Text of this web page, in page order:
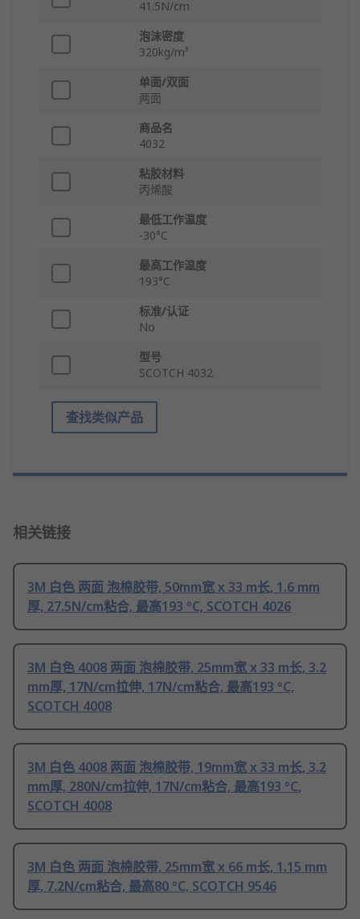
41.5N/cm
泡沫密度
320kg/m³
单面/双面
两面
商品名
4032
粘胶材料
丙烯酸
最低工作温度
-30°C
最高工作温度
193°C
标准/认证
No
型号
SCOTCH 4032
查找类似产品
相关链接
3M 白色 两面 泡棉胶带, 50mm宽 x 33 m长, 1.6 mm
厚, 27.5N/cm粘合, 最高193 °C, SCOTCH 4026
3M 白色 4008 两面 泡棉胶带, 25mm宽 x 33 m长, 3.2
mm厚, 17N/cm拉伸, 17N/cm粘合, 最高193 °C,
SCOTCH 4008
3M 白色 4008 两面 泡棉胶带, 19mm宽 x 33 m长, 3.2
mm厚, 280N/cm拉伸, 17N/cm粘合, 最高193 °C,
SCOTCH 4008
3M 白色 两面 泡棉胶带, 25mm宽 x 66 m长, 1.15 mm
厚, 7.2N/cm粘合, 最高80 °C, SCOTCH 9546